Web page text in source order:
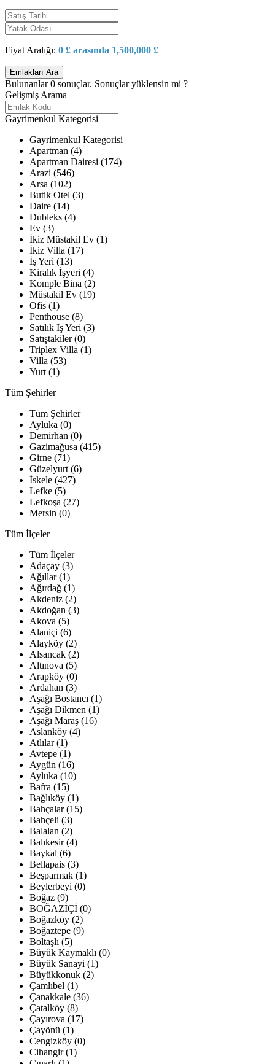
Fiyat Aralığı: 0 £ arasında 1,500,000 £
Bulunanlar0 sonuçlar. Sonuçlar yüklensin mi ?
Gelişmiş Arama
Gayrimenkul Kategorisi
Gayrimenkul Kategorisi
Apartman (4)
Apartman Dairesi (174)
Arazi (546)
Arsa (102)
Butik Otel (3)
Daire (14)
Dubleks (4)
Ev (3)
İkiz Müstakil Ev (1)
İkiz Villa (17)
İş Yeri (13)
Kiralık İşyeri (4)
Komple Bina (2)
Müstakil Ev (19)
Ofis (1)
Penthouse (8)
Satılık Iş Yeri (3)
Satıştakiler (0)
Triplex Villa (1)
Villa (53)
Yurt (1)
Tüm Şehirler
Tüm Şehirler
Ayluka (0)
Demirhan (0)
Gazimağusa (415)
Girne (71)
Güzelyurt (6)
İskele (427)
Lefke (5)
Lefkoşa (27)
Mersin (0)
Tüm İlçeler
Tüm İlçeler
Adaçay (3)
Ağıllar (1)
Ağırdağ (1)
Akdeniz (2)
Akdoğan (3)
Akova (5)
Alaniçi (6)
Alayköy (2)
Alsancak (2)
Altınova (5)
Arapköy (0)
Ardahan (3)
Aşağı Bostancı (1)
Aşağı Dikmen (1)
Aşağı Maraş (16)
Aslanköy (4)
Atlılar (1)
Avtepe (1)
Aygün (16)
Ayluka (10)
Bafra (15)
Bağlıköy (1)
Bahçalar (15)
Bahçeli (3)
Balalan (2)
Balıkesir (4)
Baykal (6)
Bellapais (3)
Beşparmak (1)
Beylerbeyi (0)
Boğaz (9)
BOĞAZİÇİ (0)
Boğazköy (2)
Boğaztepe (9)
Boltaşlı (5)
Büyük Kaymaklı (0)
Büyük Sanayi (1)
Büyükkonuk (2)
Çamlıbel (1)
Çanakkale (36)
Çatalköy (8)
Çayırova (17)
Çayönü (1)
Cengizköy (0)
Cihangir (1)